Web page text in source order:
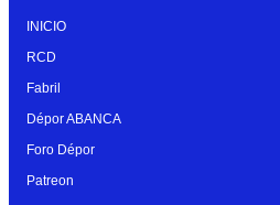
INICIO
RCD
Fabril
Dépor ABANCA
Foro Dépor
Patreon